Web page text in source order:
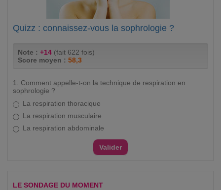
Quizz : connaissez-vous la sophrologie ?
Note : +14 (fait 622 fois)
Score moyen : 58,3
1. Comment appelle-t-on la technique de respiration en
sophrologie ?
La respiration thoracique
La respiration musculaire
La respiration abdominale
LE SONDAGE DU MOMENT